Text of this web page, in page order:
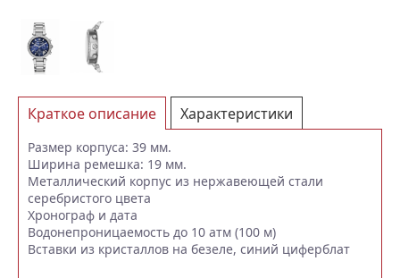
Краткое описание
Размер корпуса: 39 мм.
Ширина ремешка: 19 мм.
Металлический корпус из нержавеющей стали
серебристого цвета
Хронограф и дата
Водонепроницаемость до 10 атм (100 м)
Вставки из кристаллов на безеле, синий циферблат
Характеристики
Отзывы (0)